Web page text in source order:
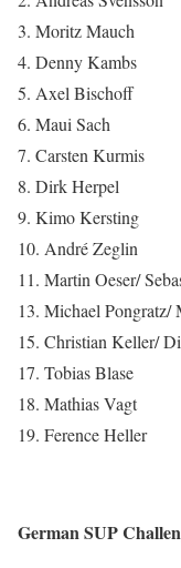
3. Moritz Mauch
4. Denny Kambs
5. Axel Bischoff
6. Maui Sach
7. Carsten Kurmis
8. Dirk Herpel
9. Kimo Kersting
10. André Zeglin
11. Martin Oeser/
13. Michael Pongratz/
15. Christian Keller/
17. Tobias Blase
18. Mathias Vagt
19. Ference Heller
German SUP